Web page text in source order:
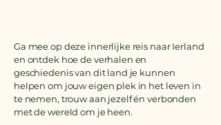
Ga mee op deze innerlijke reis naar Ierland
en ontdek hoe de verhalen en
geschiedenis van dit land je kunnen
helpen om jouw eigen plek in het leven in
te nemen, trouw aan jezelf én verbonden
met de wereld om je heen.